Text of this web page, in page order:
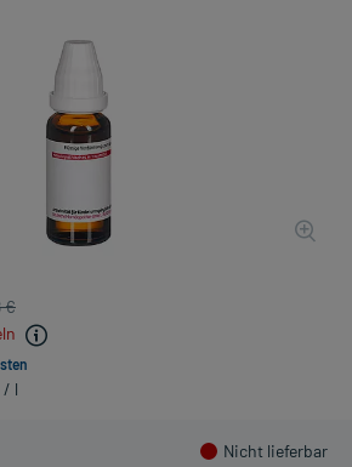
€
/ l
Nicht lieferbar